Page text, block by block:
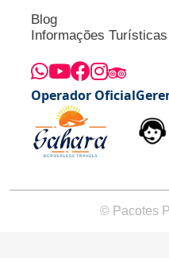
Blog
Informações Turísticas
Operador Oficial
© Pacotes